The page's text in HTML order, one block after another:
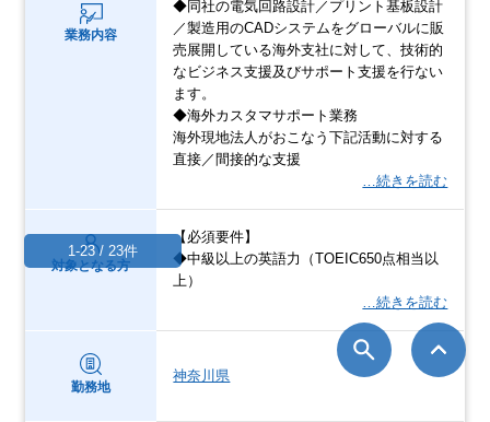
業務内容
◆同社の電気回路設計／プリント基板設計
／製造用のCADシステムをグローバルに販
売展開している海外支社に対して、技術的
なビジネス支援及びサポート支援を行ない
ます。
◆海外カスタマサポート業務
海外現地法人がおこなう下記活動に対する
直接／間接的な支援
…続きを読む
対象となる方
【必須要件】
◆中級以上の英語力（TOEIC650点相当以
上）
…続きを読む
勤務地
神奈川県
1-23 / 23件